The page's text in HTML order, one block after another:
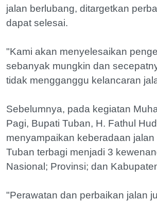
jalan berlubang, ditargetkan
dapat selesai.
"Kami akan menyelesaikan
sebanyak mungkin dan
tidak mengganggu kelancaran
Sebelumnya, pada kegiatan
Pagi, Bupati Tuban, H. Fathul
menyampaikan keberadaan
Tuban terbagi menjadi 3
Nasional; Provinsi; dan
"Perawatan dan perbaikan jalan